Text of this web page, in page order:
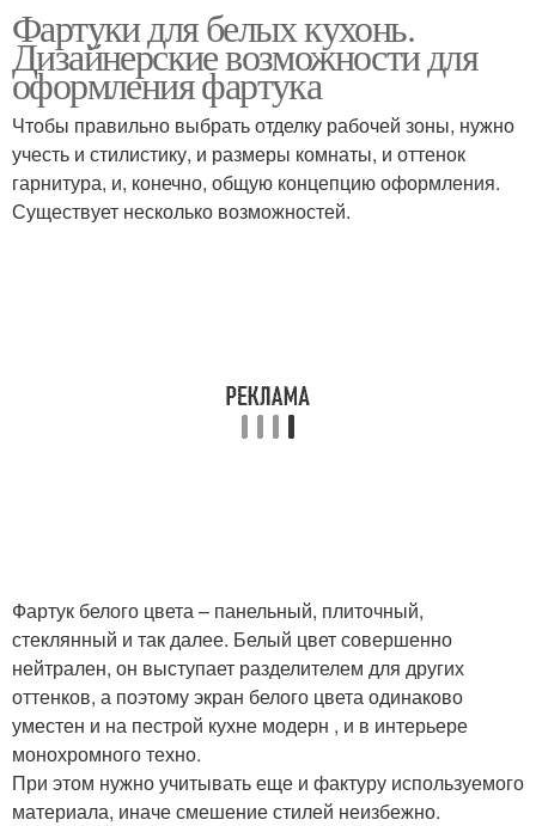
Фартуки для белых кухонь.
Дизайнерские возможности для
оформления фартука
Чтобы правильно выбрать отделку рабочей зоны, нужно
учесть и стилистику, и размеры комнаты, и оттенок
гарнитура, и, конечно, общую концепцию оформления.
Существует несколько возможностей.
Фартук белого цвета – панельный, плиточный,
стеклянный и так далее. Белый цвет совершенно
нейтрален, он выступает разделителем для других
оттенков, а поэтому экран белого цвета одинаково
уместен и на пестрой кухне модерн , и в интерьере
монохромного техно.
При этом нужно учитывать еще и фактуру используемого
материала, иначе смешение стилей неизбежно.